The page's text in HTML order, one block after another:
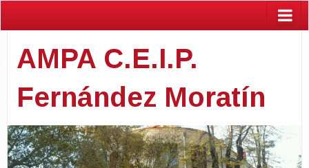
AMPA C.E.I.P.
Fernández Moratín